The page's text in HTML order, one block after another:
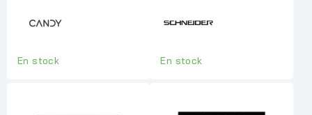
En stock En stock